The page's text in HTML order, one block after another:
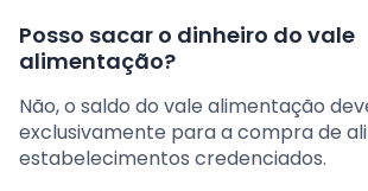
Posso sacar o dinheiro do vale
alimentação?
Não, o saldo do vale alimentação
exclusivamente para a compra de
estabelecimentos credenciados.